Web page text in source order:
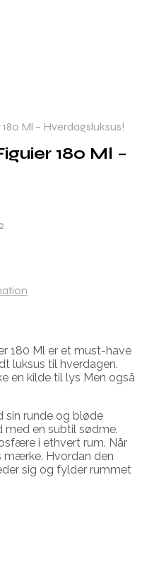
Ml – Hverdagsluksus!
180 Ml –
180 Ml er et must-have
luksus til hverdagen.
en kilde til lys Men også
sin runde og bløde
med en subtil sødme.
i ethvert rum. Når
mærke. Hvordan den
sig og fylder rummet